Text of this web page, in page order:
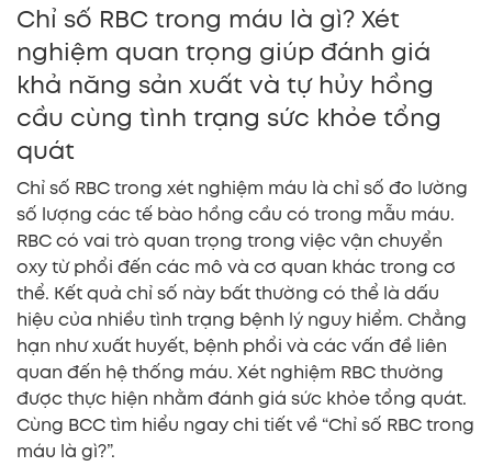
Chỉ số RBC trong máu là gì? Xét
nghiệm quan trọng giúp đánh giá
khả năng sản xuất và tự hủy hồng
cầu cùng tình trạng sức khỏe tổng
quát
Chỉ số RBC trong xét nghiệm máu là chỉ số đo lường
số lượng các tế bào hồng cầu có trong mẫu máu.
RBC có vai trò quan trọng trong việc vận chuyển
oxy từ phổi đến các mô và cơ quan khác trong cơ
thể. Kết quả chỉ số này bất thường có thể là dấu
hiệu của nhiều tình trạng bệnh lý nguy hiểm. Chẳng
hạn như xuất huyết, bệnh phổi và các vấn đề liên
quan đến hệ thống máu. Xét nghiệm RBC thường
được thực hiện nhằm đánh giá sức khỏe tổng quát.
Cùng BCC tìm hiểu ngay chi tiết về “Chỉ số RBC trong
máu là gì?”.